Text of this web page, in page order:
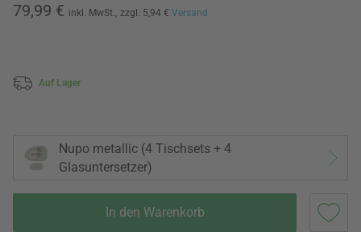
79,99 € inkl. MwSt., zzgl. 5,94 € Versand
Auf Lager
Nupo metallic (4 Tischsets + 4
Glasuntersetzer)
In den Warenkorb